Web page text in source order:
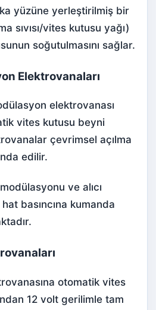
yüzüne yerleştirilmiş bir
sıvısı/vites kutusu yağı)
soğutulmasını sağlar.
Elektrovanaları
elektrovanası
vites kutusu beyni
çevrimsel açılma
edilir.
ve alıcı
basıncına kumanda
otomatik vites
12 volt gerilimle tam